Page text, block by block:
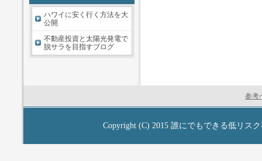
ハワイに安く行く方法を大
公開
不動産投資と太陽光発電で
脱サラを目指すブログ
参考
Copyright (C) 2015 誰にでもできる低リス